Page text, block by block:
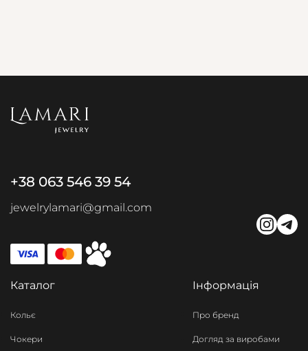
+38 063 546 39 54
jewelrylamari@gmail.com
Каталог
Кольє
Чокери
Інформація
Про бренд
Догляд за виробами